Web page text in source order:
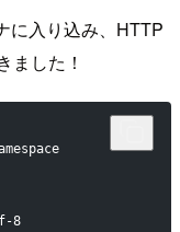
に入り込み、HTTP
ました！
8